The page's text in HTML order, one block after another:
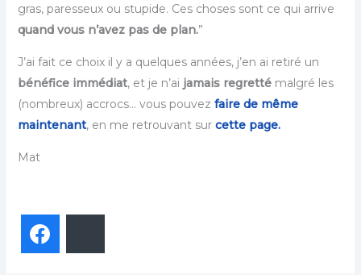
gras, paresseux ou stupide. Ces choses sont ce qui arrive
quand vous n’avez pas de plan.”
J’ai fait ce choix il y a quelques années, j’en ai retiré un
bénéfice immédiat, et je n’ai jamais regretté malgré les
(nombreux) accrocs… vous pouvez faire de même
maintenant, en me retrouvant sur cette page.
Mat